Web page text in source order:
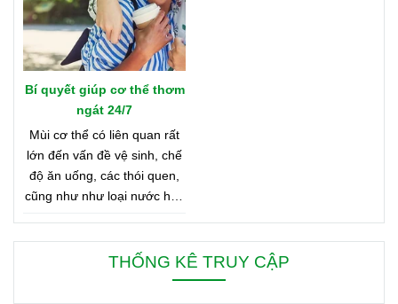
Bí quyết giúp cơ thể thơm
ngát 24/7
Mùi cơ thể có liên quan rất
lớn đến vấn đề vệ sinh, chế
độ ăn uống, các thói quen,
cũng như như loại nước hoa
cơ thể thơm ngát từ sáng
đến tối, từ đầu đến chân.
THỐNG KÊ TRUY CẬP